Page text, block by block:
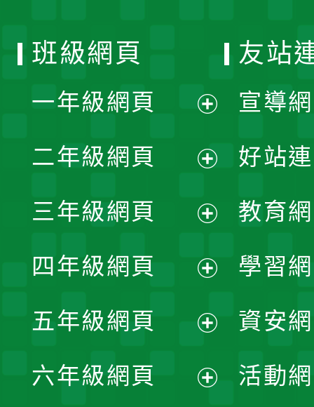
班級網頁
一年級網頁
開
選
單
二年級網頁
開
選
單
三年級網頁
開
選
單
四年級網頁
開
選
五年級網頁
開
六年級網頁
友站
宣導
好站
教育
學習
資安
活動